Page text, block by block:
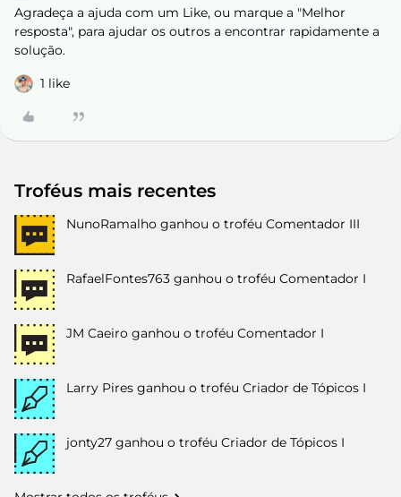
Agradeça a ajuda com um Like, ou marque a "Melhor
resposta", para ajudar os outros a encontrar rapidamente a
solução.
1 like
Troféus mais recentes
NunoRamalho ganhou o troféu Comentador III
RafaelFontes763 ganhou o troféu Comentador I
JM Caeiro ganhou o troféu Comentador I
Larry Pires ganhou o troféu Criador de Tópicos I
jonty27 ganhou o troféu Criador de Tópicos I